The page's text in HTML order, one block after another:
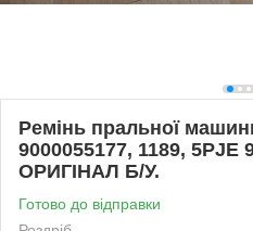
Ремінь пральної
9000055177, 1189, 5PJE
ОРИГІНАЛ Б/У.
Готово до відправки